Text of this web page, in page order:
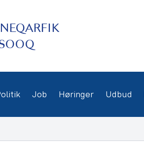
Job Høringer Udbud